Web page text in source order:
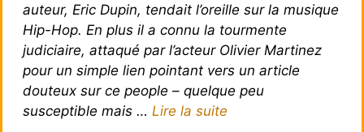
auteur, Eric Dupin, tendait l’oreille sur la musique
Hip-Hop. En plus il a connu la tourmente
judiciaire, attaqué par l’acteur Olivier Martinez
pour un simple lien pointant vers un article
douteux sur ce people – quelque peu
susceptible mais … Lire la suite